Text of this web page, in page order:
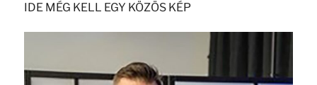
IDE MÉG KELL EGY KÖZÖS KÉP